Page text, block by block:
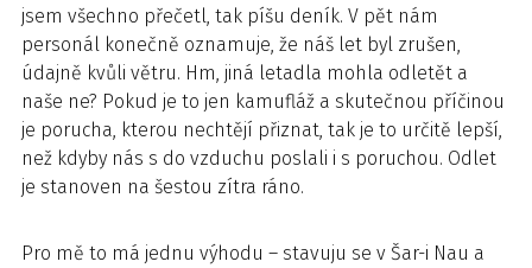
jsem všechno přečetl, tak píšu deník. V pět nám
personál konečně oznamuje, že náš let byl zrušen,
údajně kvůli větru. Hm, jiná letadla mohla odletět a
naše ne? Pokud je to jen kamufláž a skutečnou příčinou
je porucha, kterou nechtějí přiznat, tak je to určitě lepší,
než kdyby nás s do vzduchu poslali i s poruchou. Odlet
je stanoven na šestou zítra ráno.
Pro mě to má jednu výhodu – stavuju se v Šar-i Nau a